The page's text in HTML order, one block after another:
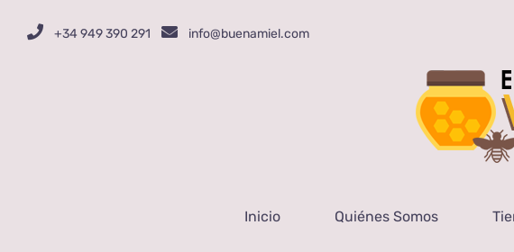
+34 949 390 291 info@buenamiel.com
Inicio Quiénes Somos